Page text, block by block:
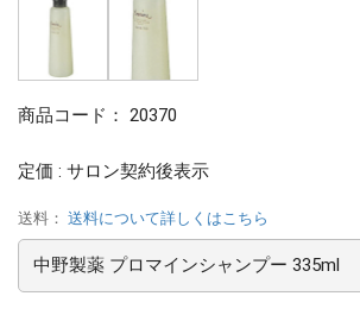
商品コード： 20370
定価 : サロン契約後表示
送料： 送料について詳しくはこちら